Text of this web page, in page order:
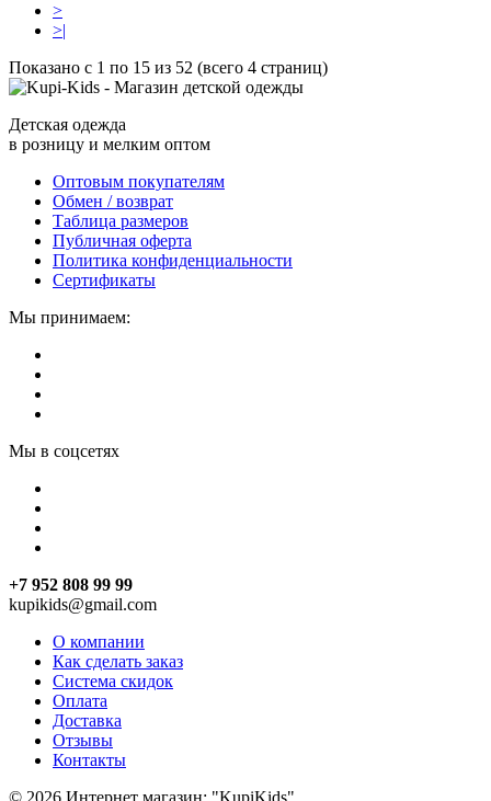
>
>|
Показано с 1 по 15 из 52 (всего 4 страниц)
Детская одежда
в розницу и мелким оптом
Оптовым покупателям
Обмен / возврат
Таблица размеров
Публичная оферта
Политика конфиденциальности
Сертификаты
Мы принимаем:
Мы в соцсетях
+7 952 808 99 99
kupikids@gmail.com
О компании
Как сделать заказ
Система скидок
Оплата
Доставка
Отзывы
Контакты